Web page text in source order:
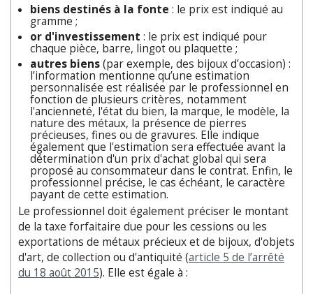
biens destinés à la fonte : le prix est indiqué au
gramme ;
or d'investissement : le prix est indiqué pour
chaque pièce, barre, lingot ou plaquette ;
autres biens(par exemple, des bijoux d’occasion) :
l’information mentionne qu’une estimation
personnalisée est réalisée par le professionnel en
fonction de plusieurs critères, notamment
l'ancienneté, l'état du bien, la marque, le modèle, la
nature des métaux, la présence de pierres
précieuses, fines ou de gravures. Elle indique
également que l'estimation sera effectuée avant la
détermination d'un prix d'achat global qui sera
proposé au consommateur dans le contrat. Enfin, le
professionnel précise, le cas échéant, le caractère
payant de cette estimation.
Le professionnel doit également préciser le montant
de la taxe forfaitaire due pour les cessions ou les
exportations de métaux précieux et de bijoux, d'objets
d'art, de collection ou d'antiquité (article 5 de l’arrêté
du 18 août 2015). Elle est égale à :